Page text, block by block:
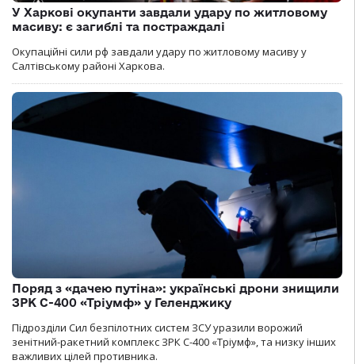
У Харкові окупанти завдали удару по житловому
масиву: є загиблі та постраждалі
Окупаційні сили рф завдали удару по житловому масиву у
Салтівському районі Харкова.
Поряд з «дачею путіна»: українські дрони знищили
ЗРК С-400 «Тріумф» у Геленджику
Підрозділи Сил безпілотних систем ЗСУ уразили ворожий
зенітний-ракетний комплекс ЗРК С-400 «Тріумф», та низку інших
важливих цілей противника.